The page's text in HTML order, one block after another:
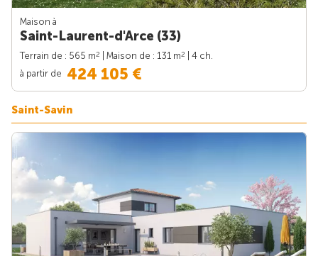
Maison à
Saint-Laurent-d'Arce (33)
Terrain de : 565 m2 | Maison de : 131 m2
| 4 ch.
à partir de 424 105 €
Saint-Savin